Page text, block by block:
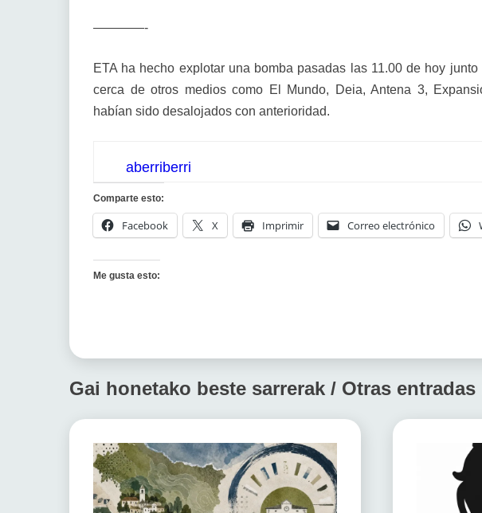
————-
ETA ha hecho explotar una bomba pasadas las 11.00 de hoy
cerca de otros medios como El Mundo, Deia, Antena 3,
habían sido desalojados con anterioridad.
aberriberri
Comparte esto:
Facebook X Imprimir Correo electrónico
Me gusta esto:
Gai honetako beste sarrerak / Otras